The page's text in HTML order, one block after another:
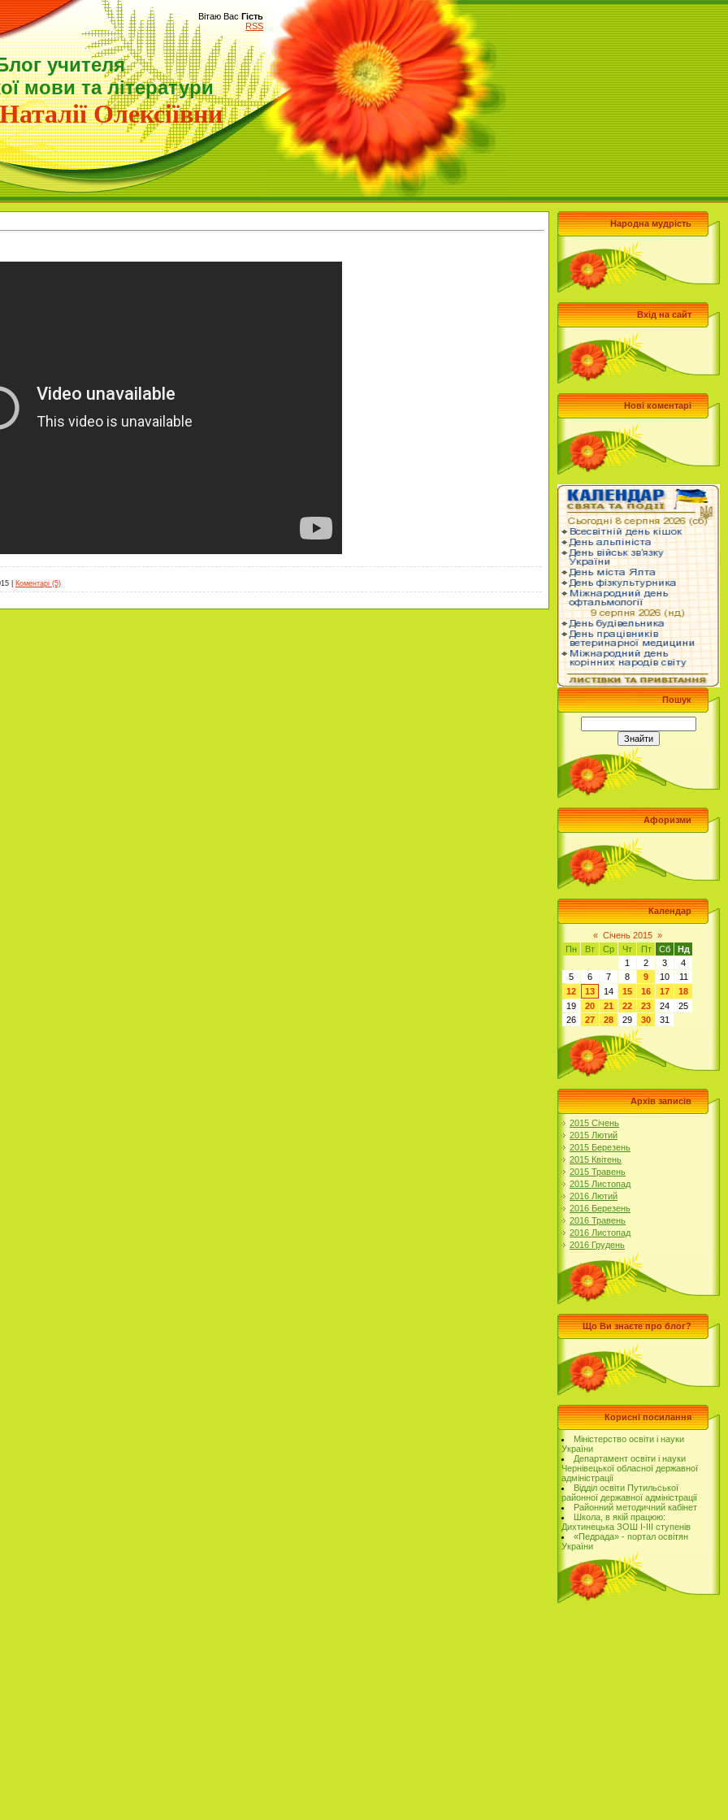
Вітаю Вас Гість
RSS
учителя
мови та літератури
Олексіївни
Коментарі (5)
Народна мудрість
Вхід на сайт
Нові коментарі
Пошук
Афоризми
Календар
« Січень 2015 »
Пн
Вт Ср Чт Пт Сб
Нд
1
2 3
4
5
6 7 8 9 10
11
12
13 14 15 16 17
18
19
20 21 22 23 24
25
26
27 28 29 30 31
Архів записів
2015 Січень
2015 Лютий
2015 Березень
2015 Квітень
2015 Травень
2015 Листопад
2016 Лютий
2016 Березень
2016 Травень
2016 Листопад
2016 Грудень
Що Ви знаєте про блог?
Корисні посилання
Міністерство освіти і науки
України
Департамент освіти і науки
Чернівецької обласної державної
адміністрації
Відділ освіти Путильської
районної державної адміністрації
Районний методичний кабінет
Школа, в якій працюю:
Дихтинецька ЗОШ І-ІІІ ступенів
«Педрада» - портал освітян
України